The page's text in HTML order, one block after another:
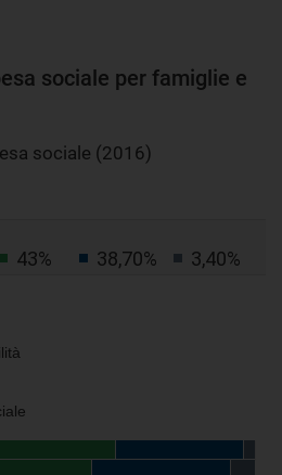
sociale per famiglie e
sociale (2016)